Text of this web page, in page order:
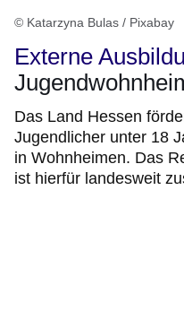
© Katarzyna Bulas / Pixabay
Externe
Das Land Hessen
Jugendlicher unter 18
in Wohnheimen. Das
ist hierfür landesweit